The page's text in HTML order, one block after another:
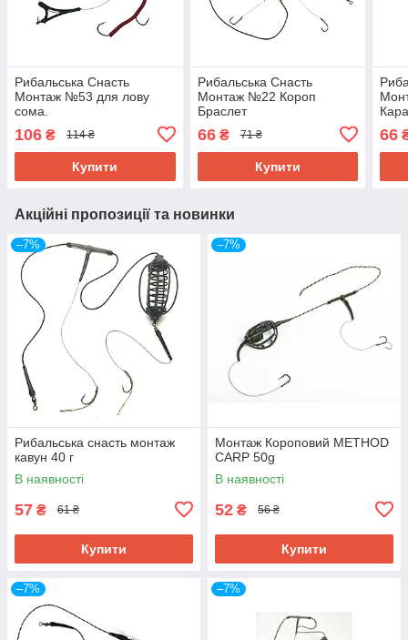
Рибальська Снасть
Монтаж №53 для лову
сома.
106 ₴ 114 ₴
Купити
Рибальська Снасть
Монтаж №22 Короп
Браслет
66₴ 71 ₴
Купити
66
Акційні пропозиції та новинки
–7%
Рибальська снасть монтаж
кавун 40 г
В наявності
57 ₴ 61 ₴
Купити
–7%
Монтаж Короповий METHOD
CARP 50g
В наявності
52 ₴ 56 ₴
Купити
–7% –7%